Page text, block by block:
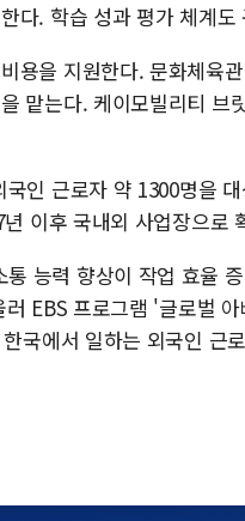
다. 학습 성과 평가 체계
용을 지원한다. 문화체육
맡는다. 케이모빌리티
인 근로자 약 1300명을
이후 국내외 사업장으로
능력 향상이 작업 효율
EBS 프로그램 '글로벌
국에서 일하는 외국인 근